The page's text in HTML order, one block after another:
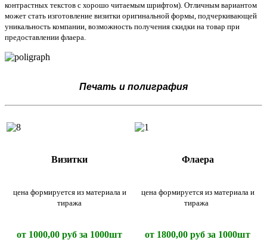
контрастных текстов с хорошо читаемым шрифтом). Отличным вариантом
может стать изготовление визитки оригинальной формы, подчеркивающей
уникальность компании, возможность получения скидки на товар при
предоставлении флаера.
Печать и полиграфия
Визитки Флаера
цена формируется из материала и
тиража
цена формируется из материала и
тиража
от 1000,00 руб за 1000шт от 1800,00 руб за 1000шт